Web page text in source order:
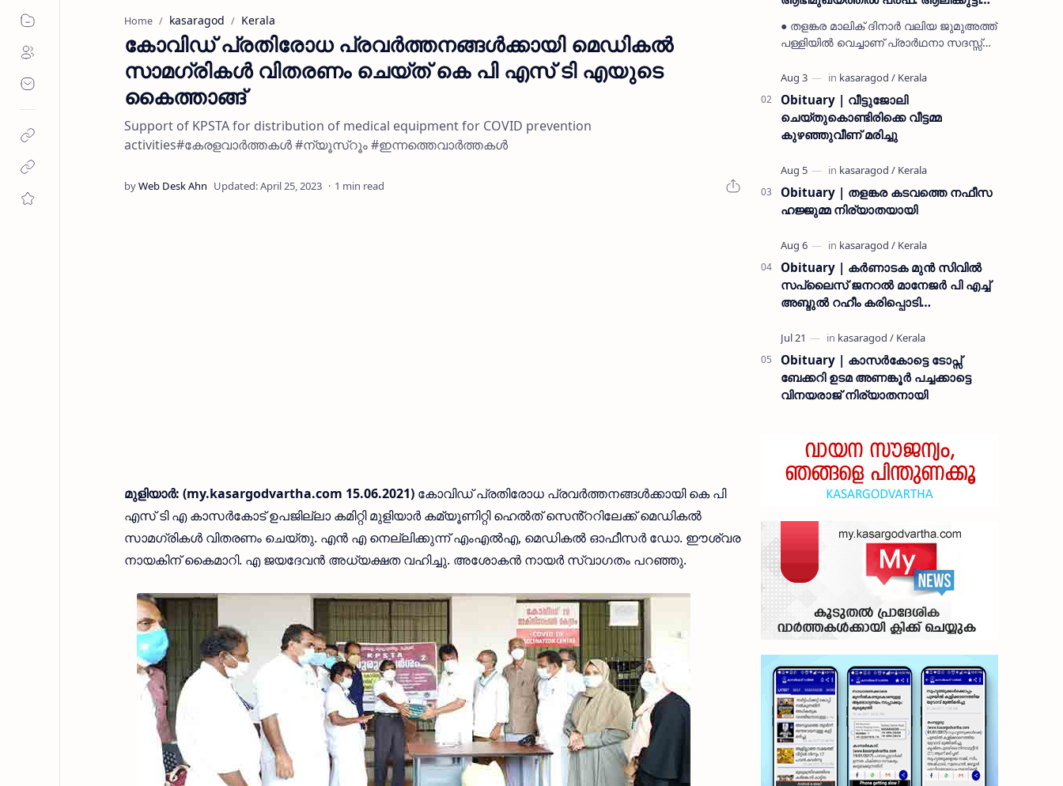
Home kasaragod Kerala
കോവിഡ് പ്രതിരോധ പ്രവർത്തനങ്ങൾക്കായി മെഡികൽ
സാമഗ്രികൾ വിതരണം ചെയ്‌ത്‌ കെ പി എസ് ടി എയുടെ
കൈത്താങ്ങ്
Support of KPSTA for distribution of medical equipment for COVID prevention
activities#കേരളവാർത്തകൾ #ന്യൂസ്റൂം #ഇന്നത്തെവാർത്തകൾ
1 min read
മുളിയാർ: (my.kasargodvartha.com 15.06.2021) കോവിഡ് പ്രതിരോധ പ്രവർത്തനങ്ങൾക്കായി കെ പി
എസ് ടി എ കാസർകോട് ഉപജില്ലാ കമിറ്റി മുളിയാർ കമ്യൂണിറ്റി ഹെൽത് സെൻ്ററിലേക്ക് മെഡികൽ
സാമഗ്രികൾ വിതരണം ചെയ്തു. എൻ എ നെല്ലിക്കുന്ന് എംഎൽഎ, മെഡികൽ ഓഫീസർ ഡോ. ഈശ്വര
നായകിന് കൈമാറി. എ ജയദേവൻ അധ്യക്ഷത വഹിച്ചു. അശോകൻ നായർ സ്വാഗതം പറഞ്ഞു.
മുസ്ലിയാർ അനുസ്മരണം നടത്തി
● തളങ്കര മാലിക് ദിനാർ വലിയ ജുമുഅത്ത്
പള്ളിയിൽ വെച്ചാണ് പ്രാർഥനാ സദസ്സ്
ഉമർ മുസ്ലിയാർ പരിപാടിക്ക് നേതൃത്വം
നൽകി കാസ…
Obituary | വീട്ടുജോലി
ചെയ്തുകൊണ്ടിരിക്കെ വീട്ടമ്മ
കുഴഞ്ഞുവീണ് മരിച്ചു
Obituary | തളങ്കര കടവത്തെ നഫീസ
ഹജ്ജുമ്മ നിര്യാതയായി
Obituary | കർണാടക മുൻ സിവില്‍
സപ്ലൈസ് ജനറൽ മാനേജർ പി എച്ച്
അബ്ദുൽ റഹീം കരിപ്പൊടി
Obituary | കാസർകോട്ടെ ടോപ്സ്
ബേക്കറി ഉടമ അണങ്കൂർ പച്ചക്കാട്ടെ
വിനയരാജ് നിര്യാതനായി